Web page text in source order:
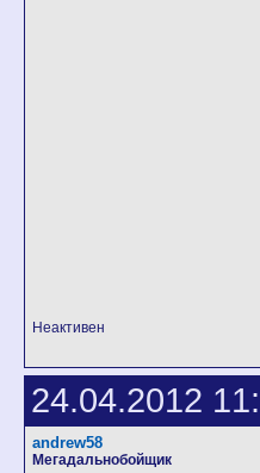
Неактивен
24.04.2012
andrew58
Мегадальнобойщик